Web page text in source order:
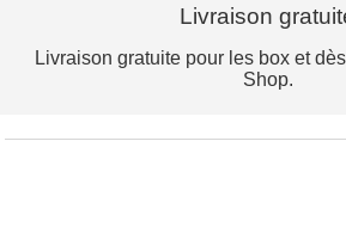
Livraison
Livraison gratuite pour les box et
Shop.